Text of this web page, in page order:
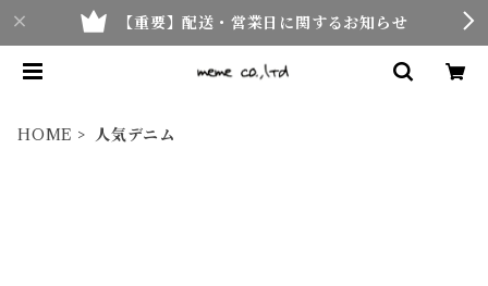
【重要】配送・営業日に関するお知らせ
HOME 人気デニム